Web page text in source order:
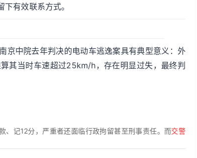
有效联系方式。
京中院去年判决的电动车逃逸案具有典型意义：外
其当时车速超过25km/h，存在明显过失，最终判
记12分，严重者还面临行政拘留甚至刑事责任。而交警